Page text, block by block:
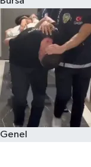
Genel
Eğitim
Sağlık
Magazin